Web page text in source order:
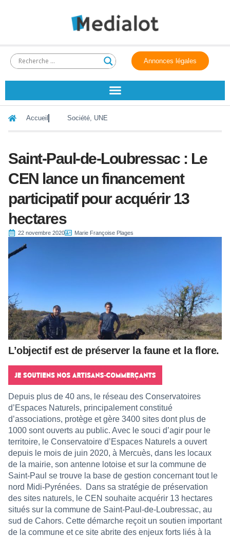
Annonces légales
Accueil Société, UNE
Saint-Paul-de-Loubressac : Le
CEN lance un financement
participatif pour acquérir 13
hectares
22 novembre 2020 Marie Françoise Plages
L’objectif est de préserver la faune et la flore.
Depuis plus de 40 ans, le réseau des Conservatoires
d’Espaces Naturels, principalement constitué
d’associations, protège et gère 3400 sites dont plus de
1000 sont ouverts au public. Avec le souci d’agir pour le
territoire, le Conservatoire d’Espaces Naturels a ouvert
depuis le mois de juin 2020, à Mercuès, dans les locaux
de la mairie, son antenne lotoise et sur la commune de
Saint-Paul se trouve la base de gestion concernant tout le
nord Midi-Pyrénées.
Dans sa stratégie de préservation
des sites naturels, le CEN souhaite acquérir 13 hectares
situés sur la commune de Saint-Paul-de-Loubressac, au
sud de Cahors. Cette démarche reçoit un soutien important
de la commune et ce site abrite des enjeux forts liés à la